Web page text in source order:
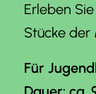
Erleben
Stücke der
Für